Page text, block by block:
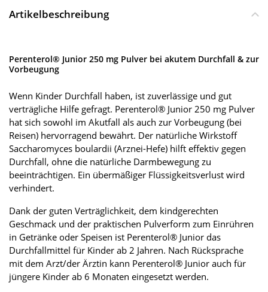
Artikelbeschreibung
Perenterol® Junior 250 mg Pulver bei akutem Durchfall & zur
Vorbeugung
Wenn Kinder Durchfall haben, ist zuverlässige und gut
verträgliche Hilfe gefragt. Perenterol® Junior 250 mg Pulver
hat sich sowohl im Akutfall als auch zur Vorbeugung (bei
Reisen) hervorragend bewährt. Der natürliche Wirkstoff
Saccharomyces boulardii (Arznei-Hefe) hilft effektiv gegen
Durchfall, ohne die natürliche Darmbewegung zu
beeinträchtigen. Ein übermäßiger Flüssigkeitsverlust wird
verhindert.
Dank der guten Verträglichkeit, dem kindgerechten
Geschmack und der praktischen Pulverform zum Einrühren
in Getränke oder Speisen ist Perenterol® Junior das
Durchfallmittel für Kinder ab 2 Jahren. Nach Rücksprache
mit dem Arzt/der Ärztin kann Perenterol® Junior auch für
jüngere Kinder ab 6 Monaten eingesetzt werden.